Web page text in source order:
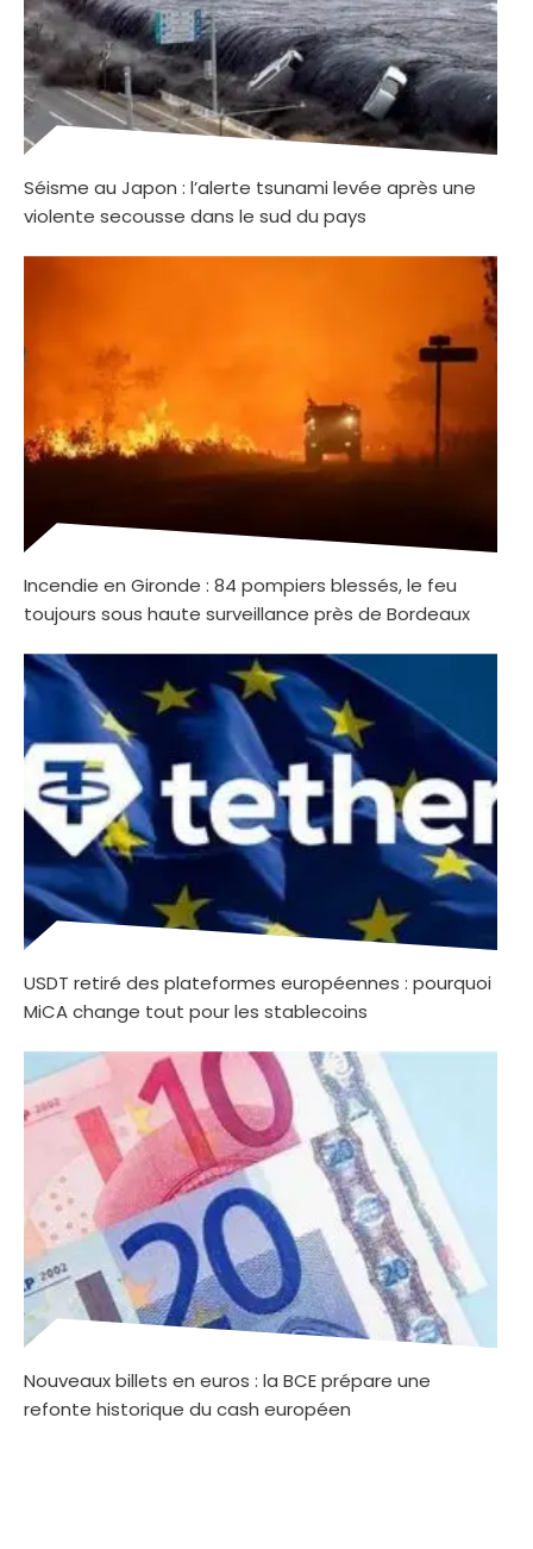
Séisme au Japon : l’alerte tsunami levée après une
violente secousse dans le sud du pays
Incendie en Gironde : 84 pompiers blessés, le feu
toujours sous haute surveillance près de Bordeaux
USDT retiré des plateformes européennes : pourquoi
MiCA change tout pour les stablecoins
Nouveaux billets en euros : la BCE prépare une
refonte historique du cash européen